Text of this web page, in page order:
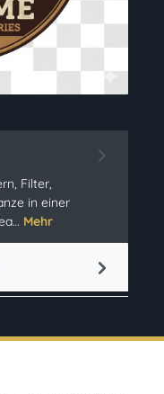
Filter,
in einer
Mehr